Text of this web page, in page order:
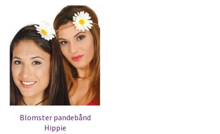
Blomster pandebånd
Hippie